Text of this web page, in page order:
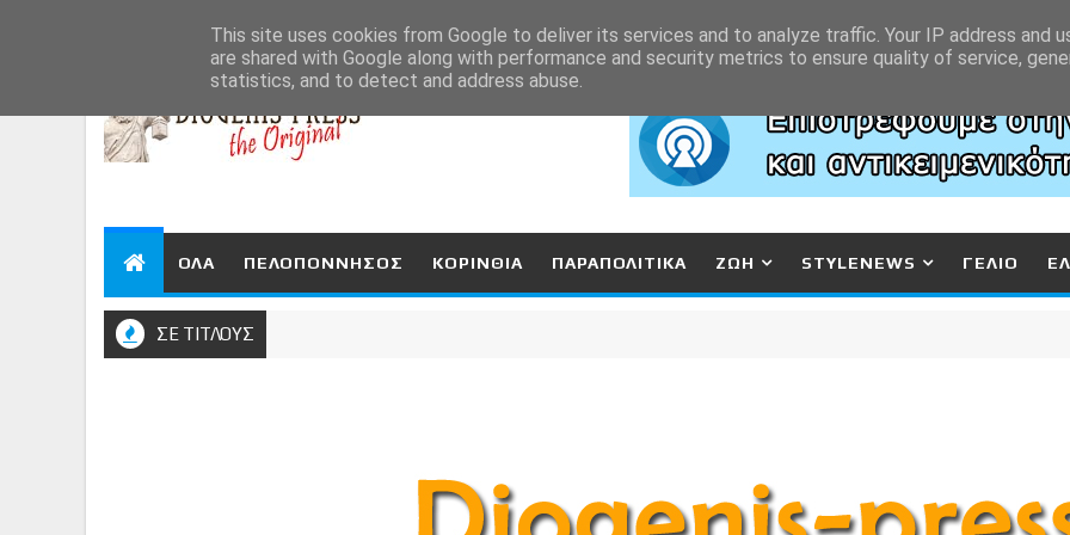
ΟΛΑ ΠΕΛΟΠΟΝΝΗΣΟΣ ΚΟΡΙΝΘΙΑ ΠΑΡΑΠΟΛΙΤΙΚΑ ΖΩΗ STYLENEWS ΓΕΛΙΟ
ΣΕ ΤΙΤΛΟΥΣ
This site uses cookies from Google to deliver its services and to analyze traffic. Your IP address and
are shared with Google along with performance and security metrics to ensure quality of service,
statistics, and to detect and address abuse.